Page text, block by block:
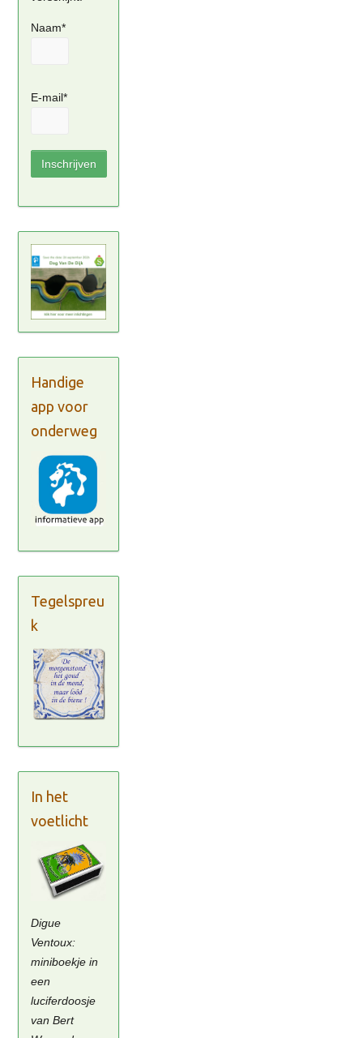
Naam*
E-mail*
Handige
app voor
onderweg
Tegelspreu
k
In het
voetlicht
Digue
Ventoux:
miniboekje in
een
luciferdoosje
van Bert